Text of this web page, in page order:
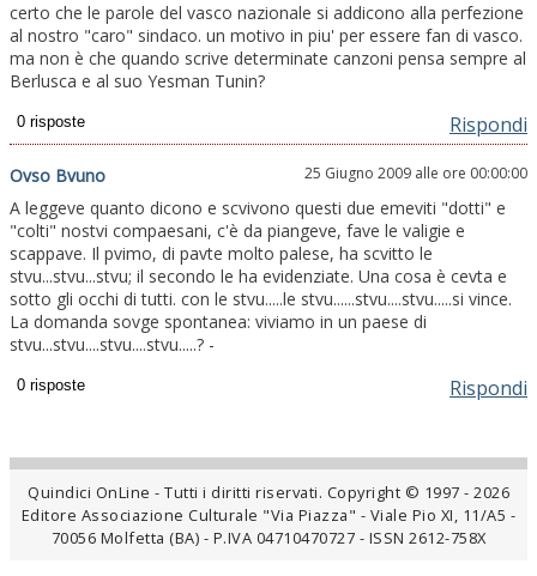
certo che le parole del vasco nazionale si addicono alla perfezione
al nostro "caro" sindaco. un motivo in piu' per essere fan di vasco.
ma non è che quando scrive determinate canzoni pensa sempre al
Berlusca e al suo Yesman Tunin?
Rispondi
Ovso Bvuno 25 Giugno 2009 alle ore 00:00:00
A leggeve quanto dicono e scvivono questi due emeviti "dotti" e
"colti" nostvi compaesani, c'è da piangeve, fave le valigie e
scappave. Il pvimo, di pavte molto palese, ha scvitto le
stvu...stvu...stvu; il secondo le ha evidenziate. Una cosa è cevta e
sotto gli occhi di tutti. con le stvu.....le stvu......stvu....stvu.....si vince.
La domanda sovge spontanea: viviamo in un paese di
stvu...stvu....stvu....stvu.....? -
Rispondi
Quindici OnLine - Tutti i diritti riservati. Copyright © 1997 - 2026
Editore Associazione Culturale "Via Piazza" - Viale Pio XI, 11/A5 -
70056 Molfetta (BA) - P.IVA 04710470727 - ISSN 2612-758X